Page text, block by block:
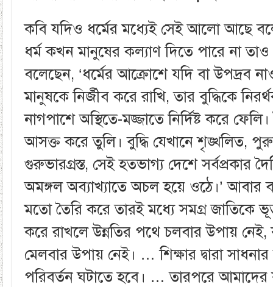
কবি যদিও ধর্মের মধ্যেই সেই আলো আছে
ধর্ম কখন মানুষের কল্যাণ দিতে পারে না
বলেছেন, ‘ধর্মের আক্রোশে যদি বা উপদ্রব
মানুষকে নির্জীব করে রাখি, তার বুদ্ধিকে
নাগপাশে অস্থিতে-মজ্জাতে নির্দিষ্ট করে
আসক্ত করে তুলি। বুদ্ধি যেখানে শৃঙ্খলিত,
গুরুভারগ্রস্ত, সেই হতভাগ্য দেশে সর্বপ্রকার
অমঙ্গল অব্যাখ্যাতে অচল হয়ে ওঠে।’ আবার
মতো তৈরি করে তারই মধ্যে সমগ্র জাতিকে
করে রাখলে উন্নতির পথে চলবার উপায়
মেলবার উপায় নেই। … শিক্ষার দ্বারা সাধনার
পরিবর্তন ঘটাতে হবে। … তারপরে আমাদের